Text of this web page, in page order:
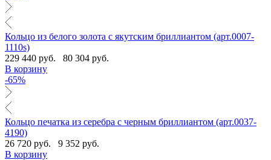
Кольцо из белого золота с якутским бриллиантом (арт.0007-
1110s)
229 440 руб.
80 304 руб.
В корзину
-65%
Кольцо печатка из серебра с черным бриллиантом (арт.0037-
4190)
26 720 руб.
9 352 руб.
В корзину